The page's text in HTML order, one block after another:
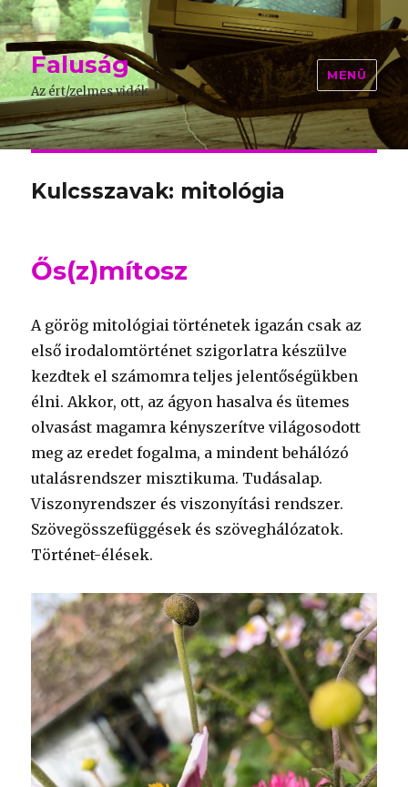
Faluság
Az ért/zelmes vidék
MENÜ
Kulcsszavak: mitológia
Ős(z)mítosz
A görög mitológiai történetek igazán csak az
első irodalomtörténet szigorlatra készülve
kezdtek el számomra teljes jelentőségükben
élni. Akkor, ott, az ágyon hasalva és ütemes
olvasást magamra kényszerítve világosodott
meg az eredet fogalma, a mindent behálózó
utalásrendszer misztikuma. Tudásalap.
Viszonyrendszer és viszonyítási rendszer.
Szövegösszefüggések és szöveghálózatok.
Történet-élések.